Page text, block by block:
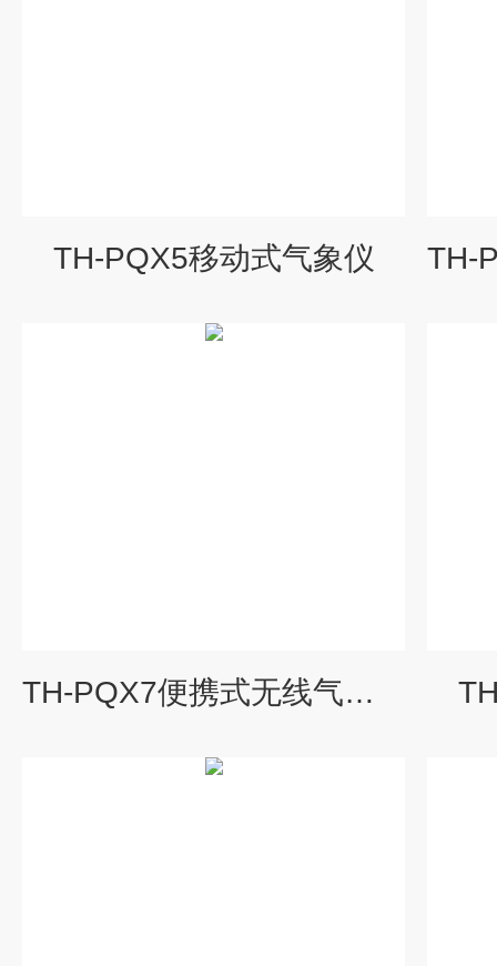
TH-PQX5移动式气象仪
TH-PQX7便携式无线气象仪